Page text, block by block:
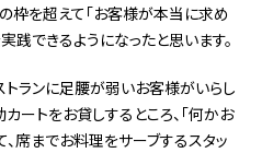
枠を超えて「お客様が本当に求め
践できるようになったと思います。
トランに足腰が弱いお客様がいらし
ートをお貸しするところ、「何かお
、席までお料理をサーブするスタッ